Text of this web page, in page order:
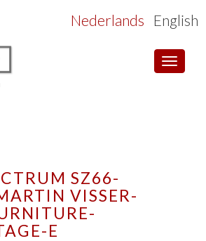
Toggle
Nederlands English
SZ66-
VISSER-
E